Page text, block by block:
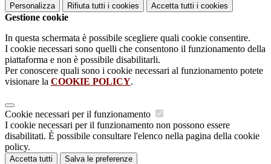
Personalizza Rifiuta tutti i cookies Accetta tutti i cookies
Gestione cookie
In questa schermata è possibile scegliere quali cookie consentire.
I cookie necessari sono quelli che consentono il funzionamento della
piattaforma e non è possibile disabilitarli.
Per conoscere quali sono i cookie necessari al funzionamento potete
visionare la COOKIE POLICY.
Cookie necessari per il funzionamento
I cookie necessari per il funzionamento non possono essere
disabilitati. È possibile consultare l'elenco nella pagina della cookie
policy.
Accetta tutti Salva le preferenze